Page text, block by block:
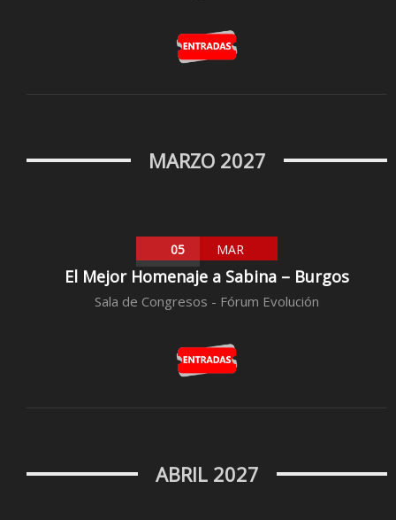
MARZO 2027
05 MAR
El Mejor Homenaje a Sabina – Burgos
Sala de Congresos - Fórum Evolución
ABRIL 2027